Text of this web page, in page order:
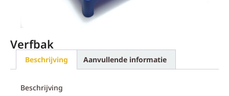
Verfbak
Beschrijving Aanvullende informatie
Beschrijving